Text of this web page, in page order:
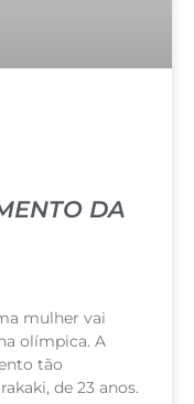
DA
mulher vai
olímpica. A
tão
de 23 anos.